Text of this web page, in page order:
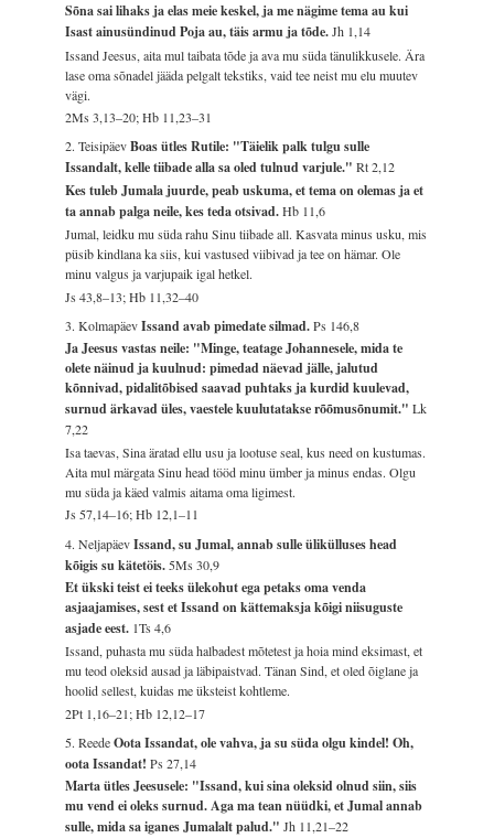
Sõna sai lihaks ja elas meie keskel, ja me nägime tema au kui
Isast ainusündinud Poja au, täis armu ja tõde.Jh 1,14
Issand Jeesus, aita mul taibata tõde ja ava mu süda tänulikkusele. Ära
lase oma sõnadel jääda pelgalt tekstiks, vaid tee neist mu elu muutev
vägi.
2Ms 3,13–20; Hb 11,23–31
2. TeisipäevBoas ütles Rutile: "Täielik palk tulgu sulle
Issandalt, kelle tiibade alla sa oled tulnud varjule."Rt 2,12
Kes tuleb Jumala juurde, peab uskuma, et tema on olemas ja et
ta annab palga neile, kes teda otsivad.Hb 11,6
Jumal, leidku mu süda rahu Sinu tiibade all. Kasvata minus usku, mis
püsib kindlana ka siis, kui vastused viibivad ja tee on hämar. Ole
minu valgus ja varjupaik igal hetkel.
Js 43,8–13; Hb 11,32–40
3. KolmapäevIssand avab pimedate silmad.Ps 146,8
Ja Jeesus vastas neile: "Minge, teatage Johannesele, mida te
olete näinud ja kuulnud: pimedad näevad jälle, jalutud
kõnnivad, pidalitõbised saavad puhtaks ja kurdid kuulevad,
surnud ärkavad üles, vaestele kuulutatakse rõõmusõnumit."Lk
7,22
Isa taevas, Sina äratad ellu usu ja lootuse seal, kus need on kustumas.
Aita mul märgata Sinu head tööd minu ümber ja minus endas. Olgu
mu süda ja käed valmis aitama oma ligimest.
Js 57,14–16; Hb 12,1–11
4. NeljapäevIssand, su Jumal, annab sulle ülikülluses head
kõigis su kätetöis.5Ms 30,9
Et ükski teist ei teeks ülekohut ega petaks oma venda
asjaajamises, sest et Issand on kättemaksja kõigi niisuguste
asjade eest. 1Ts 4,6
Issand, puhasta mu süda halbadest mõtetest ja hoia mind eksimast, et
mu teod oleksid ausad ja läbipaistvad. Tänan Sind, et oled õiglane ja
hoolid sellest, kuidas me üksteist kohtleme.
2Pt 1,16–21; Hb 12,12–17
5. ReedeOota Issandat, ole vahva, ja su süda olgu kindel! Oh,
oota Issandat!Ps 27,14
Marta ütles Jeesusele: "Issand, kui sina oleksid olnud siin, siis
mu vend ei oleks surnud. Aga ma tean nüüdki, et Jumal annab
sulle, mida sa iganes Jumalalt palud."Jh 11,21–22